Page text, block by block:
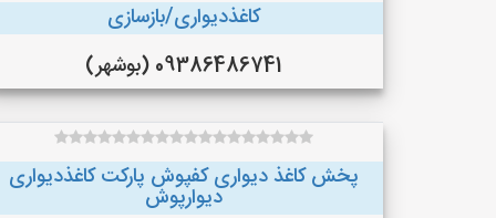
کاغذدیواری/بازسازی
09386486741 (بوشهر)
پخش کاغذ دیواری کفپوش پارکت کاغذدیواری
دیوارپوش